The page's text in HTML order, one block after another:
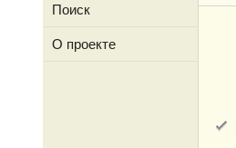
Поиск
О проекте